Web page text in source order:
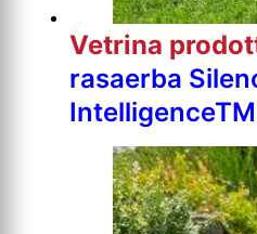
Vetrina
rasaerba
IntelligenceTM